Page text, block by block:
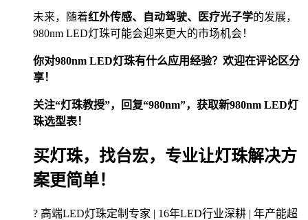
未来，随着红外传感、自动驾驶、医疗光子学的发展，
980nm LED灯珠可能会迎来更大的市场机会！
你对980nm LED灯珠有什么应用经验？欢迎在评论区分
享！
关注“灯珠教授”，回复“980nm”，获取新980nm LED灯
珠选型表！
买灯珠，找台宏，专业让灯珠解决方
案更简单！
? 高端LED灯珠定制专家 | 16年LED行业深耕 | 年产能超